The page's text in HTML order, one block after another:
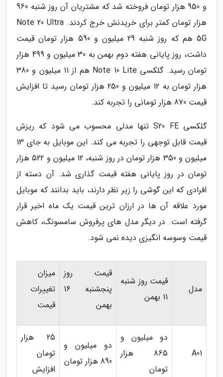
و 950 هزار تومان فروخته شد که مشتریان آن روز شنبه 960
هزار تومان کمتر برای خریدنش خرج کردند. Note 20 Ultra
5G هم که روز شنبه 29 میلیون و 590 هزار تومان قیمت
داشت، روز پایانی هفته دوم بهمن به 30 میلیون و 499 هزار
تومان رسید. گلکسی Note 10 Lite هم از 11 میلیون و 380
هزار تومان به 12 میلیون و 250 هزار تومان رسید تا افزایش
قیمت 870 هزار تومانی را تجربه کند.
گلکسی S20 FE تنها مدلی محسوب می شود که ریزش
قیمت قابل توجهی را تجربه می کند. این موبایل به جای 13
میلیون و 350 هزار تومان در روز شنبه، 12 میلیون و 522 هزار
تومان در روز پایانی هفته قیمت گذاری شد. آن دسته از
افرادی که این گوشی را زیر نظر دارند، باید بدانند که موبایل
مورد علاقه آن ها در ارزان ترین قیمت یک ماه اخیر قرار
گرفته است. در دیگر مدل های پرفروش سامسونگ، کاهش
قیمت وسوسه انگیزی دیده نمی شود.
مدل
قیمت روز شنبه
11 بهمن
قیمت روز
پنجشنبه 16
بهمن
میزان
تغییرات
قیمت
A01
دو میلیون و
865 هزار
تومان
دو میلیون و
890 هزار تومان
25 هزار
تومان
افزایش